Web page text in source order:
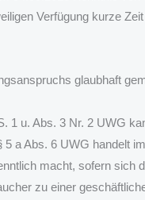
Verfügung kurze
glaubhaft
1 u. Abs. 3 Nr. 2 UWG
a Abs. 6 UWG handelt
macht, sofern sich
zu einer